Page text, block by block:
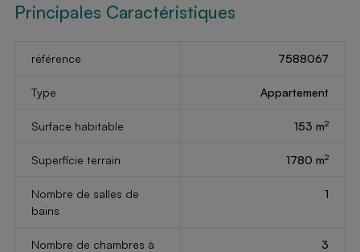
Principales Caractéristiques
référence 7588067
Type Appartement
Surface habitable 153 m2
Superficie terrain 1780 m2
Nombre de salles de
bains
1
Nombre de chambres à
3